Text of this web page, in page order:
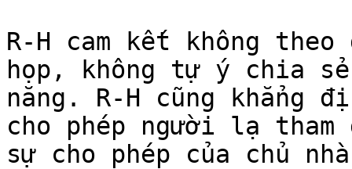
R-H cam kết không
họp, không tự ý chia
năng. R-H cũng khẳng
cho phép người lạ tham
sự cho phép của chủ